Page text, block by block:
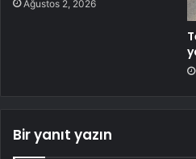
Ağustos 2, 2026
Bir yanıt yazın